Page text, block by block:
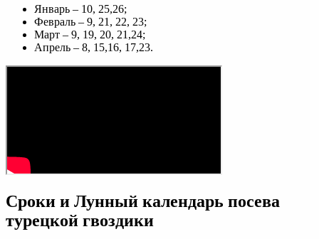
Январь – 10, 25,26;
Февраль – 9, 21, 22, 23;
Март – 9, 19, 20, 21,24;
Апрель – 8, 15,16, 17,23.
Сроки и Лунный календарь посева
турецкой гвоздики